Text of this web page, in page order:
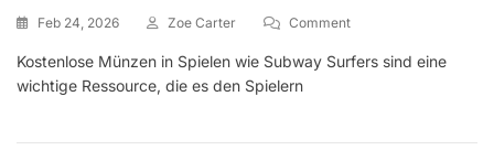
Feb 24, 2026 Zoe Carter CommentOn
Münzen:
Kostenlose Münzen in Spielen wie Subway Surfers sind eine
wichtige Ressource, die es den Spielern